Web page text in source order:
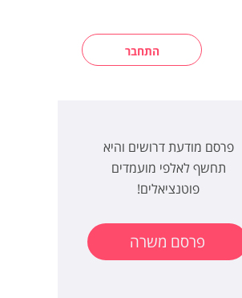
התחבר
פרסם מודעת דרושים והיא
תחשף לאלפי מועמדים
פוטנציאלים!
פרסם משרה